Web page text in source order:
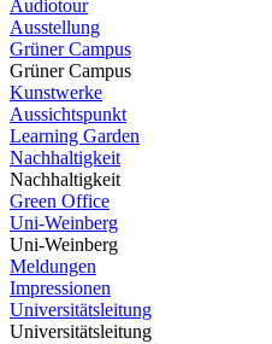
Audiotour
Ausstellung
Grüner Campus
Grüner Campus
Kunstwerke
Aussichtspunkt
Learning Garden
Nachhaltigkeit
Nachhaltigkeit
Green Office
Uni-Weinberg
Uni-Weinberg
Meldungen
Impressionen
Universitätsleitung
Universitätsleitung